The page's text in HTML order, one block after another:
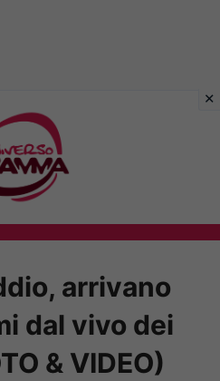
arrivano
dal vivo dei
& VIDEO)